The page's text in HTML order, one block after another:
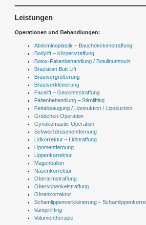
Leistungen
Operationen und Behandlungen:
Abdominoplastik – Bauchdeckenstraffung
Bodylift – Körperstraffung
Botox-Faltenbehandlung / Botulinumtoxin
Brazialian Butt Lift
Brustvergrößerung
Brustverkleinerung
Facelift – Gesichtsstraffung
Faltenbehandlung – Stirnlifting
Fettabsaugung / Liposuktion / Liposuction
Grübchen-Operation
Gynäkomastie-Operation
Schweißdrüsenentfernung
Lidkorrektur – Lidstraffung
Lipomentfernung
Lippenkorrektur
Magenballon
Nasenkorrektur
Oberarmstraffung
Oberschenkelstraffung
Ohrenkorrektur
Schamlippenverkleinerung –
Vampirlifting
Volumentherapie